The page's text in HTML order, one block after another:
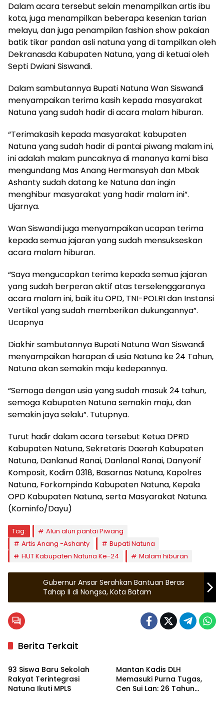
Dalam acara tersebut selain menampilkan artis ibu
kota, juga menampilkan beberapa kesenian tarian
melayu, dan juga penampilan fashion show pakaian
batik tikar pandan asli natuna yang di tampilkan oleh
Dekranasda Kabupaten Natuna, yang di ketuai oleh
Septi Dwiani Siswandi.
Dalam sambutannya Bupati Natuna Wan Siswandi
menyampaikan terima kasih kepada masyarakat
Natuna yang sudah hadir di acara malam hiburan.
“Terimakasih kepada masyarakat kabupaten
Natuna yang sudah hadir di pantai piwang malam ini,
ini adalah malam puncaknya di mananya kami bisa
mengundang Mas Anang Hermansyah dan Mbak
Ashanty sudah datang ke Natuna dan ingin
menghibur masyarakat yang hadir malam ini”.
Ujarnya.
Wan Siswandi juga menyampaikan ucapan terima
kepada semua jajaran yang sudah mensukseskan
acara malam hiburan.
“Saya mengucapkan terima kepada semua jajaran
yang sudah berperan aktif atas terselenggaranya
acara malam ini, baik itu OPD, TNI-POLRI dan Instansi
Vertikal yang sudah memberikan dukungannya”.
Ucapnya
Diakhir sambutannya Bupati Natuna Wan Siswandi
menyampaikan harapan di usia Natuna ke 24 Tahun,
Natuna akan semakin maju kedepannya.
“Semoga dengan usia yang sudah masuk 24 tahun,
semoga Kabupaten Natuna semakin maju, dan
semakin jaya selalu”. Tutupnya.
Turut hadir dalam acara tersebut Ketua DPRD
Kabupaten Natuna, Sekretaris Daerah Kabupaten
Natuna, Danlanud Ranai, Danlanal Ranai, Danyonif
Komposit, Kodim 0318, Basarnas Natuna, Kapolres
Natuna, Forkompinda Kabupaten Natuna, Kepala
OPD Kabupaten Natuna, serta Masyarakat Natuna.
(Kominfo/Dayu)
Tag:
Alun alun pantai Piwang
Artis Anang -Ashanty
Bupati Natuna
HUT Kabupaten Natuna Ke-24
Malam hiburan
Gubernur Ansar Serahkan Bantuan Beras
Tahap II di Nongsa, Kota Batam
Berita Terkait
Natuna
93 Siswa Baru Sekolah
Rakyat Terintegrasi
Natuna Ikuti MPLS
Mantan Kadis DLH
Memasuki Purna Tugas,
Cen Sui Lan: 26 Tahun
Natuna Natuna